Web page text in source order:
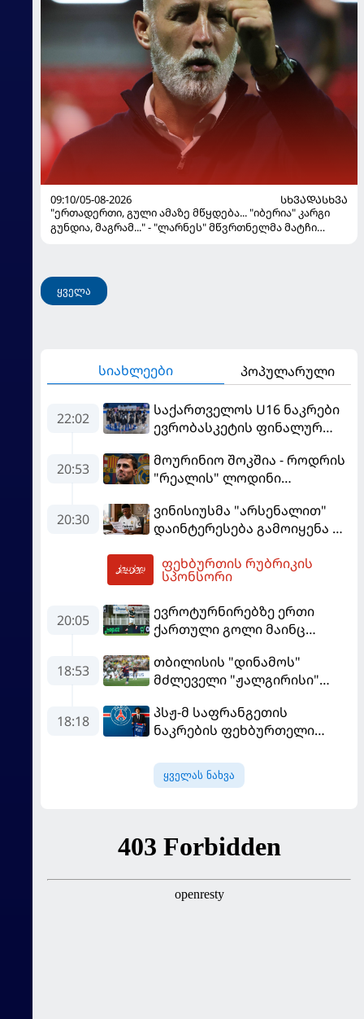
09:10/05-08-2026
ᲡᲮᲕᲐᲓᲐᲡᲮᲕᲐ
"ერთადერთი, გული ამაზე მწყდება... "იბერია" კარგი
გუნდია, მაგრამ..." - "ლარნეს" მწვრთნელმა მატჩი
ყველა
სიახლეები პოპულარული
22:02
საქართველოს U16 ნაკრები
ევრობასკეტის ფინალურ
ასპარეზობას იწყებს
20:53
მოურინიო შოკშია - როდრის
"რეალის" ლოდინი
"ბარსელონაში" გადადის
20:30
ვინისიუსმა "არსენალით"
დაინტერესება გამოიყენა და
მომგებიანად გააგრძელა
ფეხბურთის რუბრიკის
სპონსორი
20:05
ევროტურნირებზე ერთი
ქართული გოლი მაინც
18:53
თბილისის "დინამოს"
მძლეველი "ჟალგირისი"
განადგურდა
18:18
პსჟ-მ საფრანგეთის
ნაკრების ფეხბურთელი
ყველას ნახვა